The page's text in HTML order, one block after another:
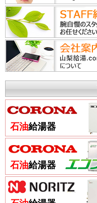
石油給湯器
石油給湯器